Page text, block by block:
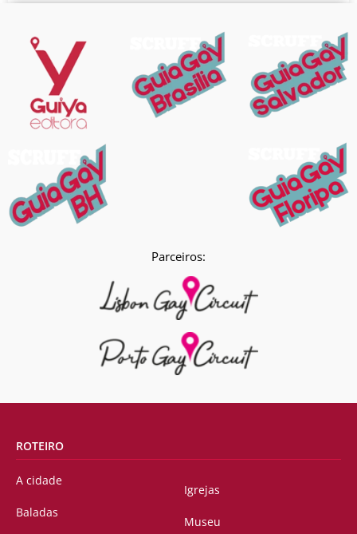
Parceiros:
ROTEIRO
A cidade
Baladas
Igrejas
Museu